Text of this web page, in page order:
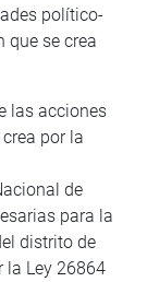
político-
que se crea
las acciones
por la
de
para la
distrito de
la Ley 26864